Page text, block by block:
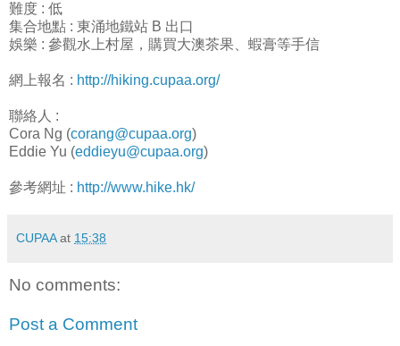
難度 : 低
集合地點 : 東涌地鐵站 B 出口
娛樂 : 參觀水上村屋，購買大澳茶果、蝦膏等手信
網上報名 : http://hiking.cupaa.org/
聯絡人 :
Cora Ng (corang@cupaa.org)
Eddie Yu (eddieyu@cupaa.org)
參考網址 : http://www.hike.hk/
CUPAA at 15:38
No comments:
Post a Comment